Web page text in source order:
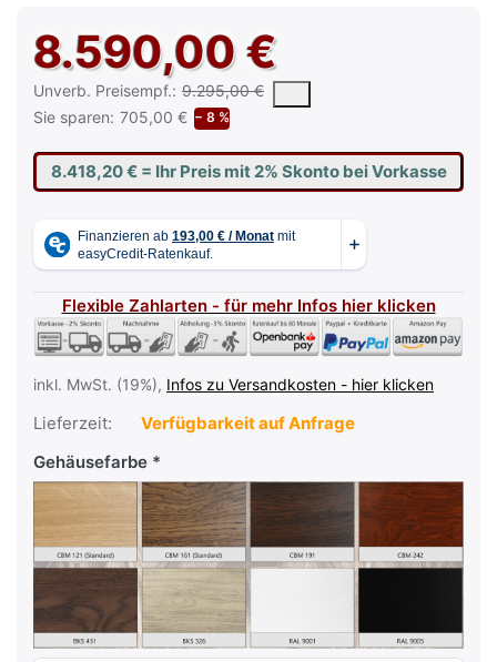
8.590,00 €
Unverb. Preisempf.: 9.295,00 €
Die UVP ist der vorgeschlagene oder empfohlene
Sie sparen: 705,00 € − 8 %
8.418,20 € = Ihr Preis mit 2% Skonto bei Vorkasse
Flexible Zahlarten - für mehr Infos hier klicken
inkl. MwSt. (19%), Infos zu Versandkosten - hier klicken
Lieferzeit:
Verfügbarkeit auf Anfrage
Gehäusefarbe